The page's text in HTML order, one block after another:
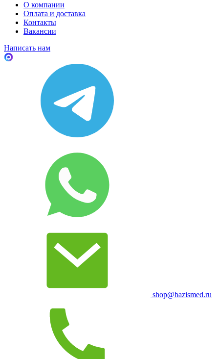
О компании
Оплата и доставка
Контакты
Вакансии
Написать нам
shop@bazismed.ru